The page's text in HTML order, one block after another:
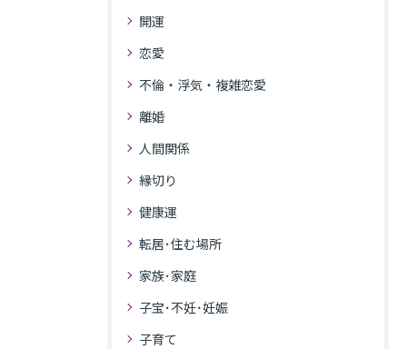
開運
恋愛
不倫・浮気・複雑恋愛
離婚
人間関係
縁切り
健康運
転居･住む場所
家族･家庭
子宝･不妊･妊娠
子育て